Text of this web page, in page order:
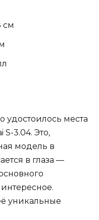
см
места
3.04. Это,
модель в
в глаза —
уникальные